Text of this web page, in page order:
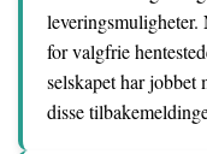
for valgfrie
selskapet har jobbet
disse